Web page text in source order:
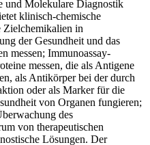
und Molekulare Diagnostik
klinisch-chemische
Zielchemikalien in
der Gesundheit und das
messen; Immunoassay-
messen, die als Antigene
als Antikörper bei der durch
oder als Marker für die
von Organen fungieren;
des
von therapeutischen
Lösungen. Der